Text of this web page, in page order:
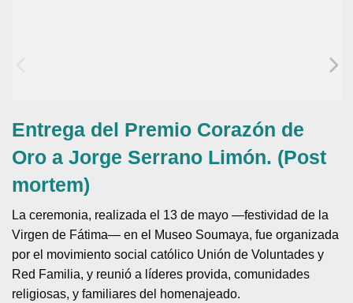
Entrega del Premio Corazón de
Oro a Jorge Serrano Limón. (Post
mortem)
La ceremonia, realizada el 13 de mayo —festividad de la
Virgen de Fátima— en el Museo Soumaya, fue organizada
por el movimiento social católico Unión de Voluntades y
Red Familia, y reunió a líderes provida, comunidades
religiosas, y familiares del homenajeado.